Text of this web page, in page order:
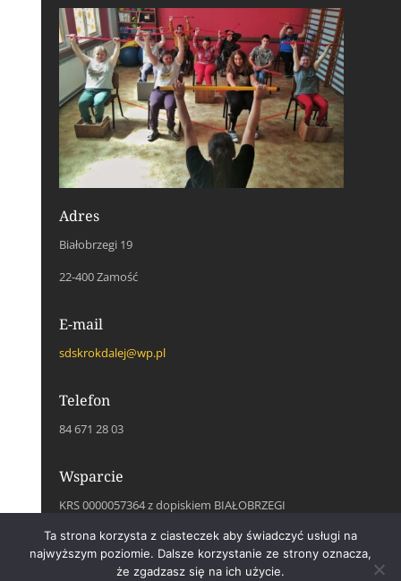
Adres
Białobrzegi 19
22-400 Zamość
E-mail
sdskrokdalej@wp.pl
Telefon
84 671 28 03
Wsparcie
KRS 0000057364 z dopiskiem BIAŁOBRZEGI
Social Media
Ta strona korzysta z ciasteczek aby świadczyć usługi na
najwyższym poziomie. Dalsze korzystanie ze strony oznacza,
że zgadzasz się na ich użycie.